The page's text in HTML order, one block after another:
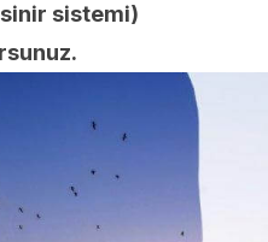
sistemi)